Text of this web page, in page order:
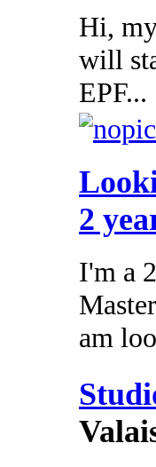
Hi,
will
EPF...
2
I'm a
am